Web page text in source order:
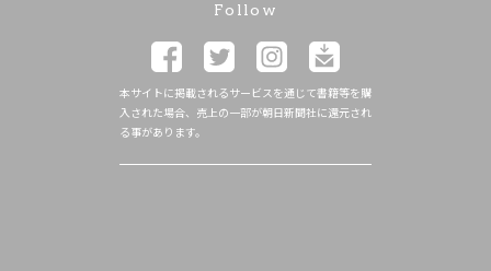
Follow
本サイトに掲載されるサービスを通じて書籍等を購
入された場合、売上の一部が朝日新聞社に還元され
る事があります。